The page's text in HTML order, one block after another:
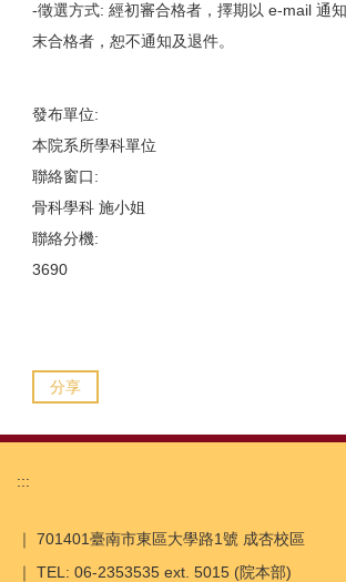
-徵選方式: 經初審合格者，擇期以 e-mail 通
末合格者，恕不通知及退件。
發布單位:
本院系所學科單位
聯絡窗口:
骨科學科 施小姐
聯絡分機:
3690
分享
:::
｜ 701401臺南市東區大學路1號 成杏校區
｜ TEL: 06-2353535 ext. 5015 (院本部)